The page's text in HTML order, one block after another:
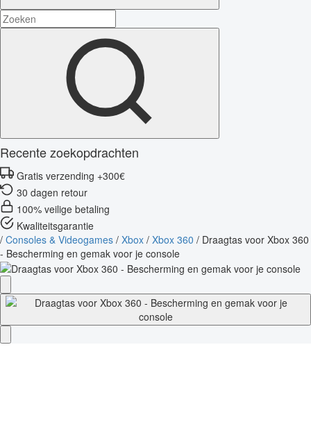
Recente zoekopdrachten
Gratis verzending +300€
30 dagen retour
100% veilige betaling
Kwaliteitsgarantie
/ Consoles & Videogames / Xbox / Xbox 360 / Draagtas voor Xbox 360
- Bescherming en gemak voor je console